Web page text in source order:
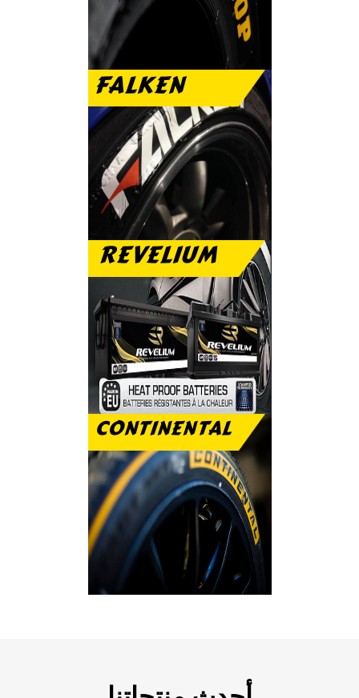
تمتع مع فالكن بنعومة
الطريق والهدوء التام
FALKEN
بطارية ريفيليم ضمان
عام مجانى
REVELIUM
رفاهية الاستخدام
والتحمل على الطريق
CONTINENTAL